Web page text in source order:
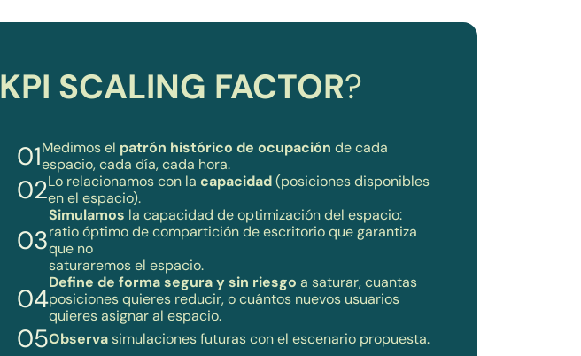
KPI SCALING FACTOR?
01Medimos el patrón histórico de ocupación de cada
espacio, cada día, cada hora.
02Lo relacionamos con la capacidad(posiciones disponibles
en el espacio).
03
Simulamos la capacidad de optimización del espacio:
ratio óptimo de compartición de escritorio que garantiza
que no
saturaremos el espacio.
04
Define de forma segura y sin riesgo a saturar, cuantas
posiciones quieres reducir, ocuántos nuevos usuarios
quieres asignar al espacio.
05Observasimulaciones futuras con el escenario propuesta.